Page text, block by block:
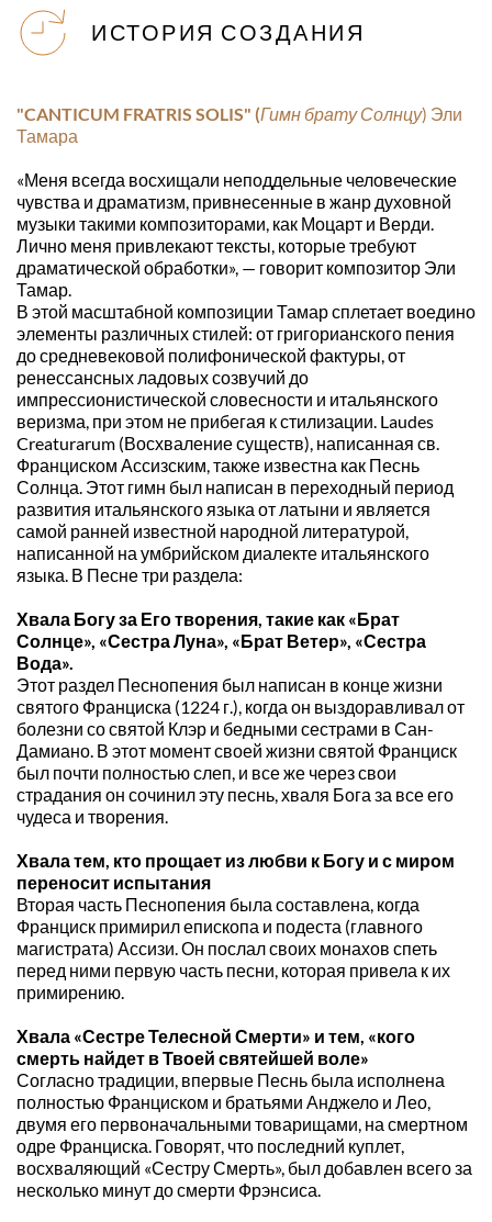
ИСТОРИЯ СОЗДАНИЯ
"CANTICUM FRATRIS SOLIS" (Гимн брату Солнцу) Эли
Тамара
«Меня всегда восхищали неподдельные человеческие
чувства и драматизм, привнесенные в жанр духовной
музыки такими композиторами, как Моцарт и Верди.
Лично меня привлекают тексты, которые требуют
драматической обработки», — говорит композитор Эли
Тамар.
В этой масштабной композиции Тамар сплетает воедино
элементы различных стилей: от григорианского пения
до средневековой полифонической фактуры, от
ренессансных ладовых созвучий до
импрессионистической словесности и итальянского
веризма, при этом не прибегая к стилизации. Laudes
Creaturarum (Восхваление существ), написанная св.
Франциском Ассизским, также известна как Песнь
Солнца. Этот гимн был написан в переходный период
развития итальянского языка от латыни и является
самой ранней известной народной литературой,
написанной на умбрийском диалекте итальянского
языка. В Песне три раздела:
Хвала Богу за Его творения, такие как «Брат
Солнце», «Сестра Луна», «Брат Ветер», «Сестра
Вода».
Этот раздел Песнопения был написан в конце жизни
святого Франциска (1224 г.), когда он выздоравливал от
болезни со святой Клэр и бедными сестрами в Сан-
Дамиано. В этот момент своей жизни святой Франциск
был почти полностью слеп, и все же через свои
страдания он сочинил эту песнь, хваля Бога за все его
чудеса и творения.
Хвала тем, кто прощает из любви к Богу и с миром
переносит испытания
Вторая часть Песнопения была составлена, когда
Франциск примирил епископа и подеста (главного
магистрата) Ассизи. Он послал своих монахов спеть
перед ними первую часть песни, которая привела к их
примирению.
Хвала «Сестре Телесной Смерти» и тем, «кого
смерть найдет в Твоей святейшей воле»
Согласно традиции, впервые Песнь была исполнена
полностью Франциском и братьями Анджело и Лео,
двумя его первоначальными товарищами, на смертном
одре Франциска. Говорят, что последний куплет,
восхваляющий «Сестру Смерть», был добавлен всего за
несколько минут до смерти Фрэнсиса.